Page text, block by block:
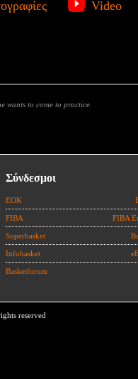
Video
wants to come to practice.
Σύνδεσμοι
ΕΟΚ
FIBA FIBA
Superbasket
Infobasket
Basketforum
reserved